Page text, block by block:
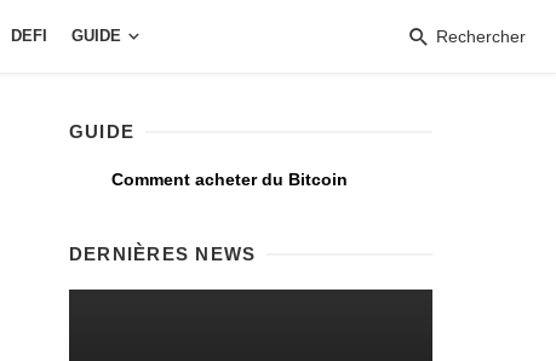
DEFI GUIDE Rechercher
GUIDE
Comment acheter du Bitcoin
DERNIÈRES NEWS